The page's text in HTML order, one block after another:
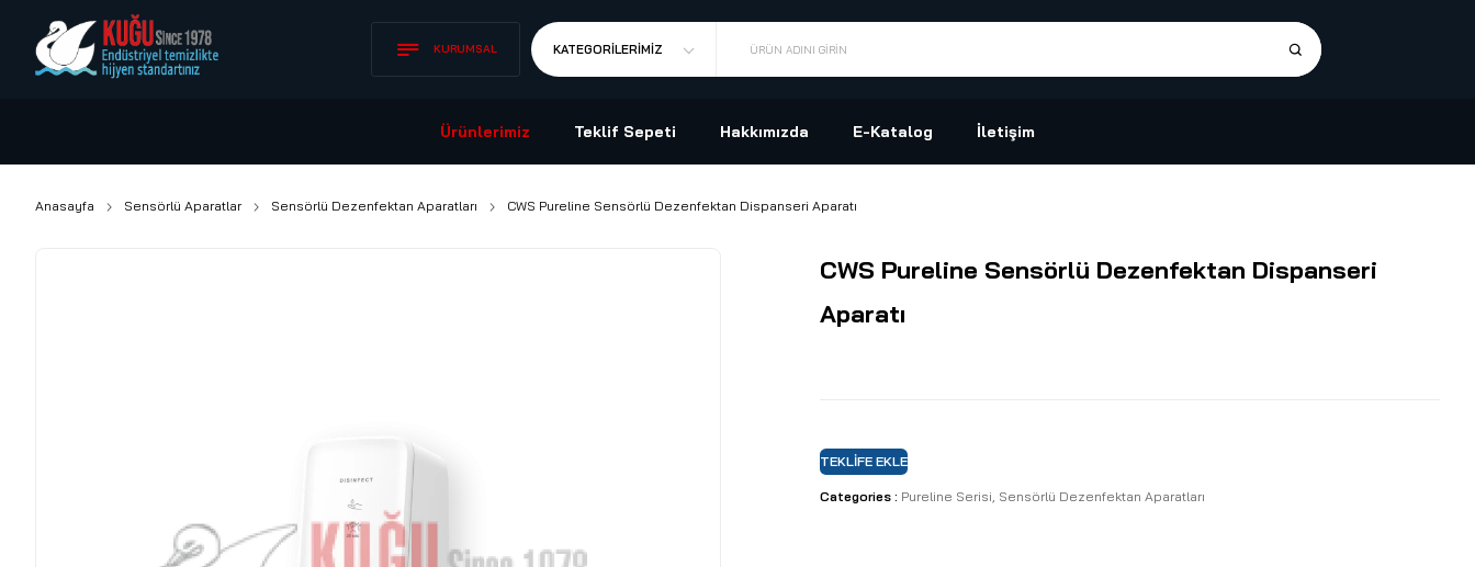
KURUMSAL KATEGORILERIMIZ ÜRÜN ADINI GIRIN
Ürünlerimiz Teklif Sepeti Hakkımızda E-Katalog İletişim
Anasayfa Sensörlü Aparatlar Sensörlü Dezenfektan Aparatları CWS Pureline Sensörlü Dezenfektan Dispanseri Aparatı
CWS Pureline Sensörlü Dezenfektan Dispanseri
Aparatı
TEKLIFE EKLE
Categories : Pureline Serisi, Sensörlü Dezenfektan Aparatları